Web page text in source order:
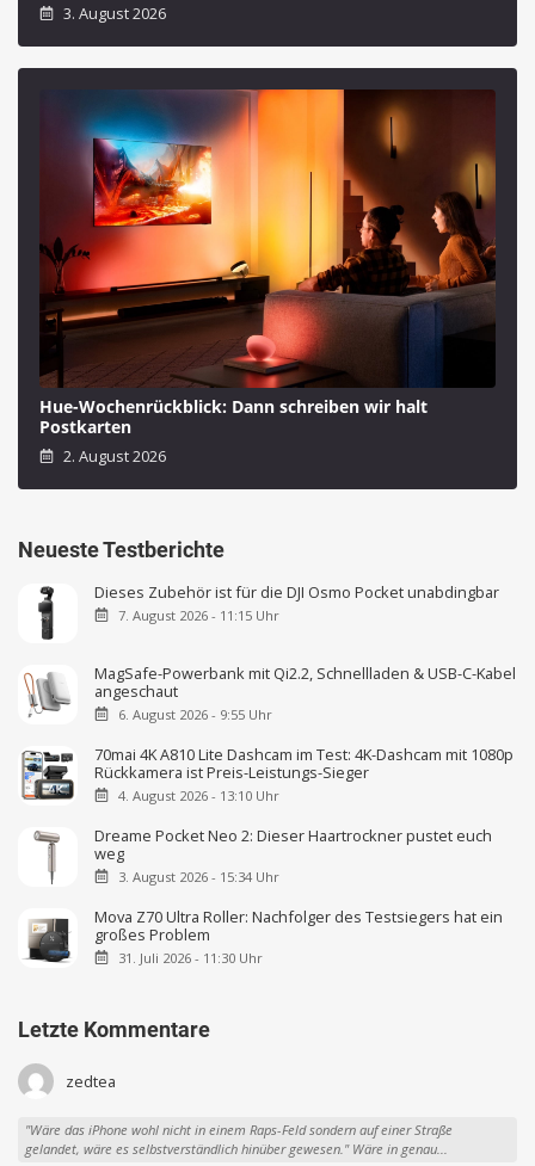
3. August 2026
Hue-Wochenrückblick: Dann schreiben wir halt
Postkarten
2. August 2026
Neueste Testberichte
Dieses Zubehör ist für die DJI Osmo Pocket unabdingbar
7. August 2026 - 11:15 Uhr
MagSafe-Powerbank mit Qi2.2, Schnellladen & USB-C-Kabel
angeschaut
6. August 2026 - 9:55 Uhr
70mai 4K A810 Lite Dashcam im Test: 4K-Dashcam mit 1080p
Rückkamera ist Preis-Leistungs-Sieger
4. August 2026 - 13:10 Uhr
Dreame Pocket Neo 2: Dieser Haartrockner pustet euch
weg
3. August 2026 - 15:34 Uhr
Mova Z70 Ultra Roller: Nachfolger des Testsiegers hat ein
großes Problem
31. Juli 2026 - 11:30 Uhr
Letzte Kommentare
zedtea
"Wäre das iPhone wohl nicht in einem Raps-Feld sondern auf einer Straße
gelandet, wäre es selbstverständlich hinüber gewesen." Wäre in genau...